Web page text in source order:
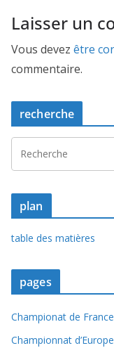
Laisser un
Vous devez être
commentaire.
recherche
plan
table des matières
pages
Championat de
Championnat